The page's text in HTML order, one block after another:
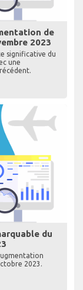
de
2023
significative du
une
du
2023.